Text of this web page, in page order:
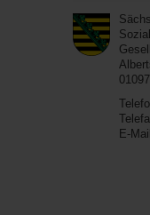
01097
E-